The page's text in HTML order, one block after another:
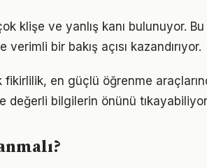
klişe ve yanlış kanı bulunuyor. Bu
bir bakış açısı kazandırıyor.
fikirlilik, en güçlü öğrenme
değerli bilgilerin önünü